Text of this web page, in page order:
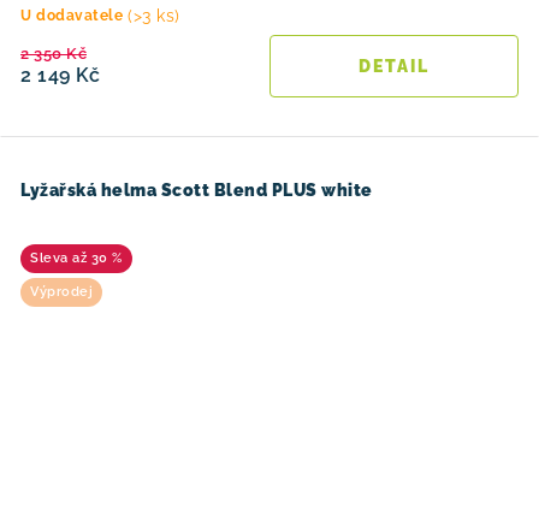
U dodavatele (>3 ks)
2 149 Kč
2 350 Kč
Lyžařská helma Scott Blend PLUS white
až 30 %
Výprodej